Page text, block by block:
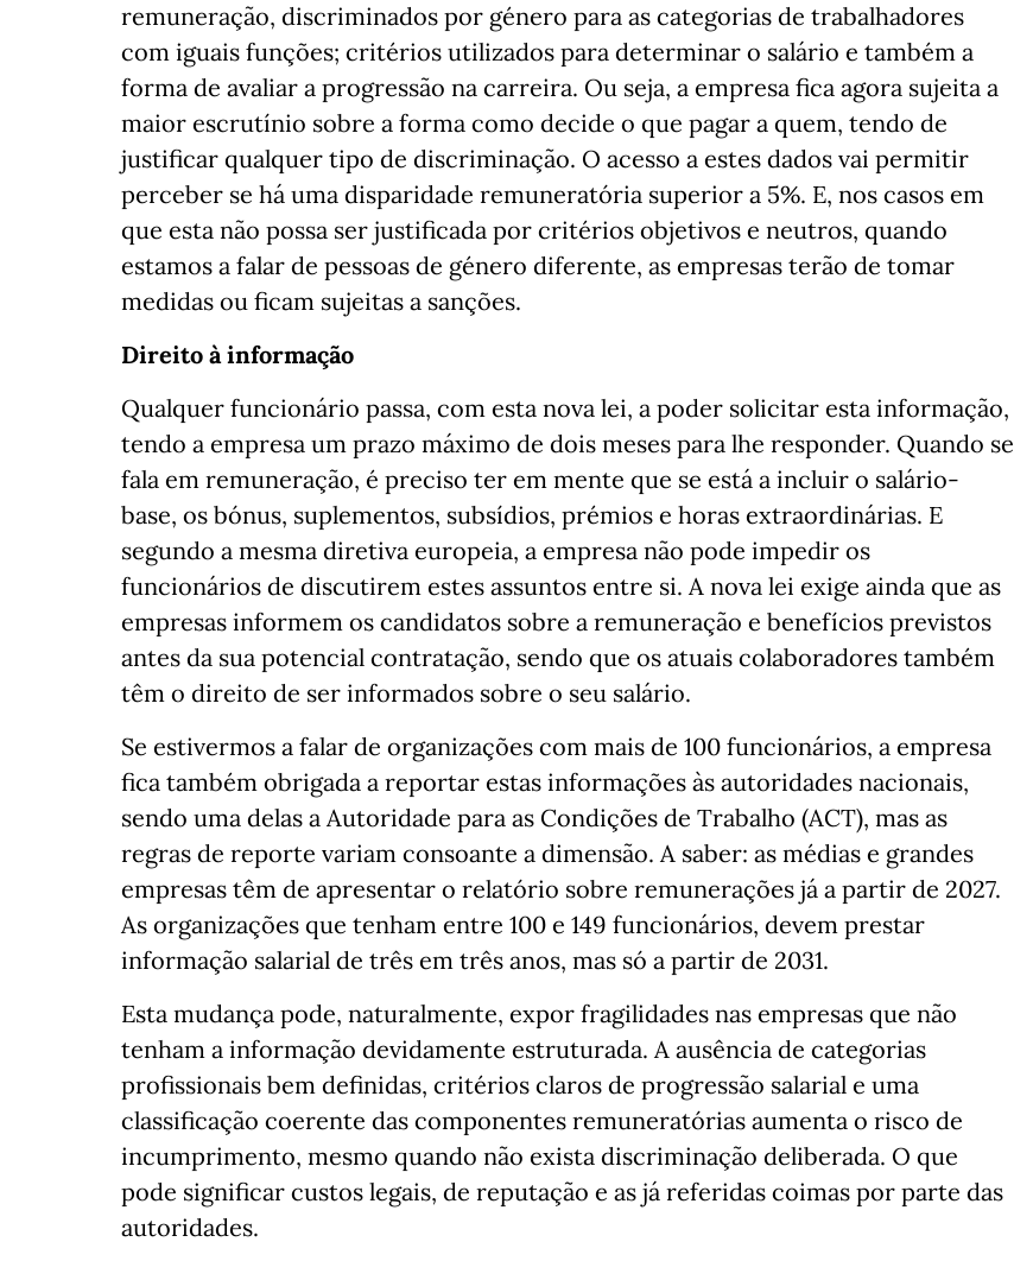
remuneração, discriminados por género para as categorias de trabalhadores
com iguais funções; critérios utilizados para determinar o salário e também a
forma de avaliar a progressão na carreira. Ou seja, a empresa fica agora sujeita a
maior escrutínio sobre a forma como decide o que pagar a quem, tendo de
justificar qualquer tipo de discriminação. O acesso a estes dados vai permitir
perceber se há uma disparidade remuneratória superior a 5%. E, nos casos em
que esta não possa ser justificada por critérios objetivos e neutros, quando
estamos a falar de pessoas de género diferente, as empresas terão de tomar
medidas ou ficam sujeitas a sanções.
Direito à informação
Qualquer funcionário passa, com esta nova lei, a poder solicitar esta informação,
tendo a empresa um prazo máximo de dois meses para lhe responder. Quando se
fala em remuneração, é preciso ter em mente que se está a incluir o salário-
base, os bónus, suplementos, subsídios, prémios e horas extraordinárias. E
segundo a mesma diretiva europeia, a empresa não pode impedir os
funcionários de discutirem estes assuntos entre si. A nova lei exige ainda que as
empresas informem os candidatos sobre a remuneração e benefícios previstos
antes da sua potencial contratação, sendo que os atuais colaboradores também
têm o direito de ser informados sobre o seu salário.
Se estivermos a falar de organizações com mais de 100 funcionários, a empresa
fica também obrigada a reportar estas informações às autoridades nacionais,
sendo uma delas a Autoridade para as Condições de Trabalho (ACT), mas as
regras de reporte variam consoante a dimensão. A saber: as médias e grandes
empresas têm de apresentar o relatório sobre remunerações já a partir de 2027.
As organizações que tenham entre 100 e 149 funcionários, devem prestar
informação salarial de três em três anos, mas só a partir de 2031.
Esta mudança pode, naturalmente, expor fragilidades nas empresas que não
tenham a informação devidamente estruturada. A ausência de categorias
profissionais bem definidas, critérios claros de progressão salarial e uma
classificação coerente das componentes remuneratórias aumenta o risco de
incumprimento, mesmo quando não exista discriminação deliberada. O que
pode significar custos legais, de reputação e as já referidas coimas por parte das
autoridades.